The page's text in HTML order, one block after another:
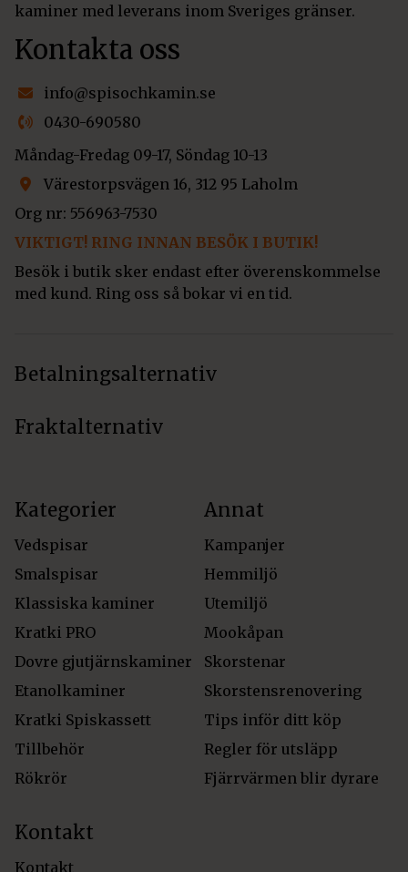
kaminer med leverans inom Sveriges gränser.
Kontakta oss
info@spisochkamin.se
0430-690580
Måndag-Fredag 09-17, Söndag 10-13
Värestorpsvägen 16, 312 95 Laholm
Org nr: 556963-7530
VIKTIGT! RING INNAN BESÖK I BUTIK!
Besök i butik sker endast efter överenskommelse
med kund. Ring oss så bokar vi en tid.
Betalningsalternativ
Fraktalternativ
Kategorier
Vedspisar
Smalspisar
Klassiska kaminer
Kratki PRO
Dovre gjutjärnskaminer
Etanolkaminer
Kratki Spiskassett
Tillbehör
Rökrör
Annat
Kampanjer
Hemmiljö
Utemiljö
Mookåpan
Skorstenar
Skorstensrenovering
Tips inför ditt köp
Regler för utsläpp
Fjärrvärmen blir dyrare
Kontakt
Kontakt